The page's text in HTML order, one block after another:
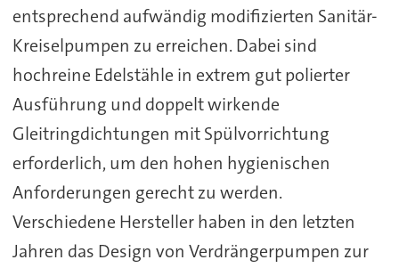
entsprechend aufwändig modifizierten Sanitär-
Kreiselpumpen zu erreichen. Dabei sind
hochreine Edelstähle in extrem gut polierter
Ausführung und doppelt wirkende
Gleitringdichtungen mit Spülvorrichtung
erforderlich, um den hohen hygienischen
Anforderungen gerecht zu werden.
Verschiedene Hersteller haben in den letzten
Jahren das Design von Verdrängerpumpen zur